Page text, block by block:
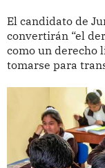
El candidato de
convertirán “el
como un derecho
tomarse para